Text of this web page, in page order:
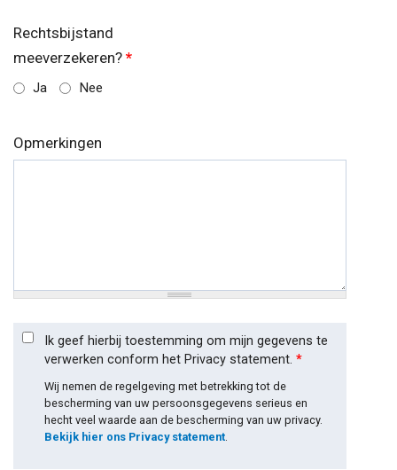
Rechtsbijstand
meeverzekeren? *
Ja Nee
Opmerkingen
Ik geef hierbij toestemming om mijn gegevens te
verwerken conform het Privacy statement. *
Wij nemen de regelgeving met betrekking tot de
bescherming van uw persoonsgegevens serieus en
hecht veel waarde aan de bescherming van uw privacy.
Bekijk hier ons Privacy statement